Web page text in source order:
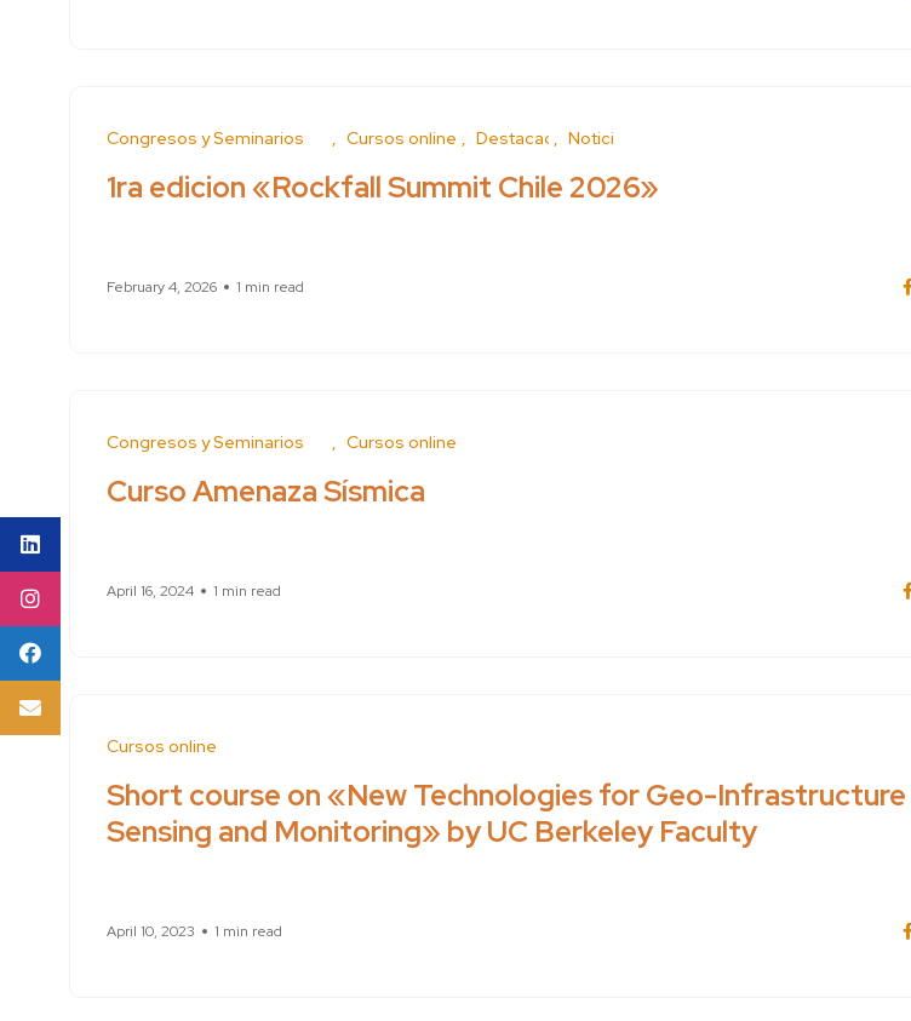
Conferences and Seminars Cursos online Featured News
1ra edicion «Rockfall Summit Chile 2026»
February 4, 2026 1 min read
Conferences and Seminars Cursos online
Curso Amenaza Sísmica
April 16, 2024 1 min read
Cursos online
Short course on «New Technologies for Geo-Infrastructure
Sensing and Monitoring» by UC Berkeley Faculty
April 10, 2023 1 min read